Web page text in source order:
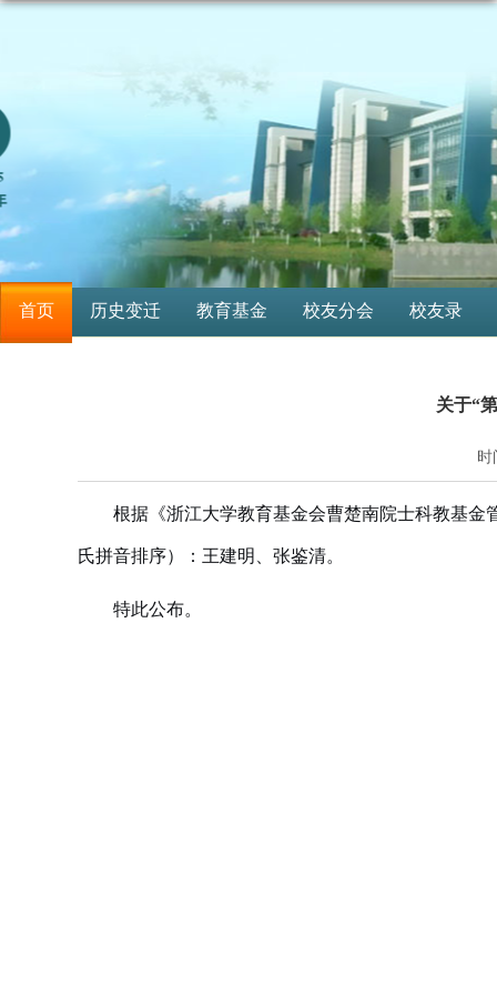
首页 历史变迁 教育基金 校友分会 校友录
关于“
时
根据《浙江大学教育基金会曹楚南院士科教基金
氏拼音排序）： 王建明、张鉴清。
特此公布。